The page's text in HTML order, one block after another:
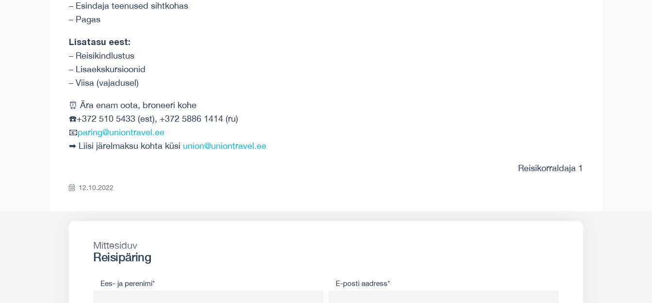
– Esindaja teenused sihtkohas
– Pagas
Lisatasu eest:
– Reisikindlustus
– Lisaekskursioonid
– Viisa (vajadusel)
⏰ Ära enam oota, broneeri kohe
☎️+372 510 5433 (est), +372 5886 1414 (ru)
📧paring@uniontravel.ee
➡ Liisi järelmaksu kohta küsi union@uniontravel.ee
Reisikorraldaja 1
12.10.2022
Mittesiduv
Reisipäring
Ees- ja perenimi* E-posti aadress*